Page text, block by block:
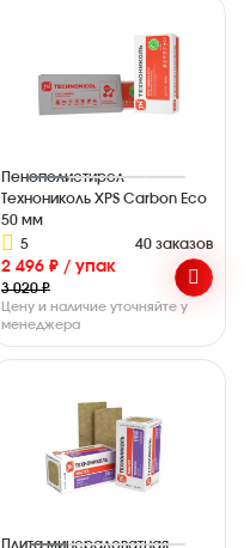
Пенополистирол
Технониколь XPS Carbon Eco
50 мм
5
40 заказов
2 496 ₽ / упак
3 020 ₽
Цену и наличие уточняйте у
менеджера
Плита минераловатная